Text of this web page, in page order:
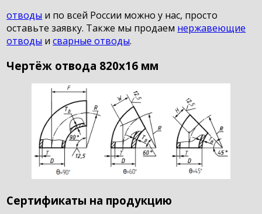
отводы и по всей России можно у нас, просто
оставьте заявку. Также мы продаем нержавеющие
отводы исварные отводы.
Чертёж отвода 820х16 мм
Сертификаты на продукцию